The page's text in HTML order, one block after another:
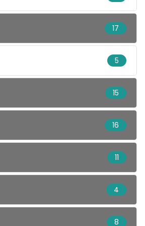
17
5
15
16
11
4
8